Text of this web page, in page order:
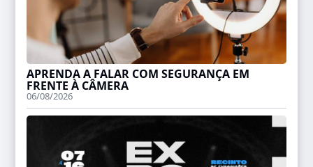
APRENDA A FALAR COM SEGURANÇA EM
FRENTE À CÂMERA
06/08/2026